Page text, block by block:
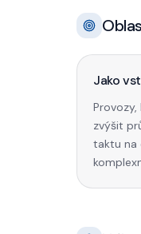
Jako
zvýšit
taktu na